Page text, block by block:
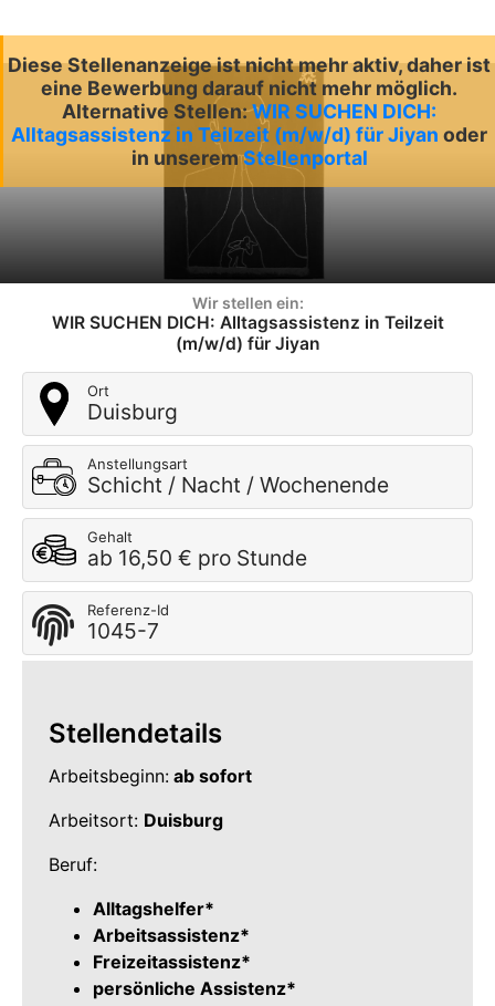
Diese Stellenanzeige ist nicht mehr aktiv, daher ist
eine Bewerbung darauf nicht mehr möglich.
Alternative Stellen:WIR SUCHEN DICH:
Alltagsassistenz in Teilzeit (m/w/d) für Jiyan oder
in unseremStellenportal
Wir stellen ein:
WIR SUCHEN DICH: Alltagsassistenz in Teilzeit
(m/w/d) für Jiyan
Ort
Duisburg
Anstellungsart
Schicht / Nacht / Wochenende
Gehalt
ab 16,50 € pro Stunde
Referenz-Id
1045-7
Stellendetails
Arbeitsbeginn: ab sofort
Arbeitsort: Duisburg
Beruf:
Alltagshelfer*
Arbeitsassistenz*
Freizeitassistenz*
persönliche Assistenz*